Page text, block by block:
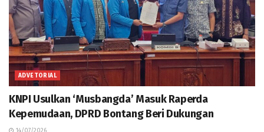
ADVETORIAL
KNPI Usulkan ‘Musbangda’ Masuk Raperda
Kepemudaan, DPRD Bontang Beri Dukungan